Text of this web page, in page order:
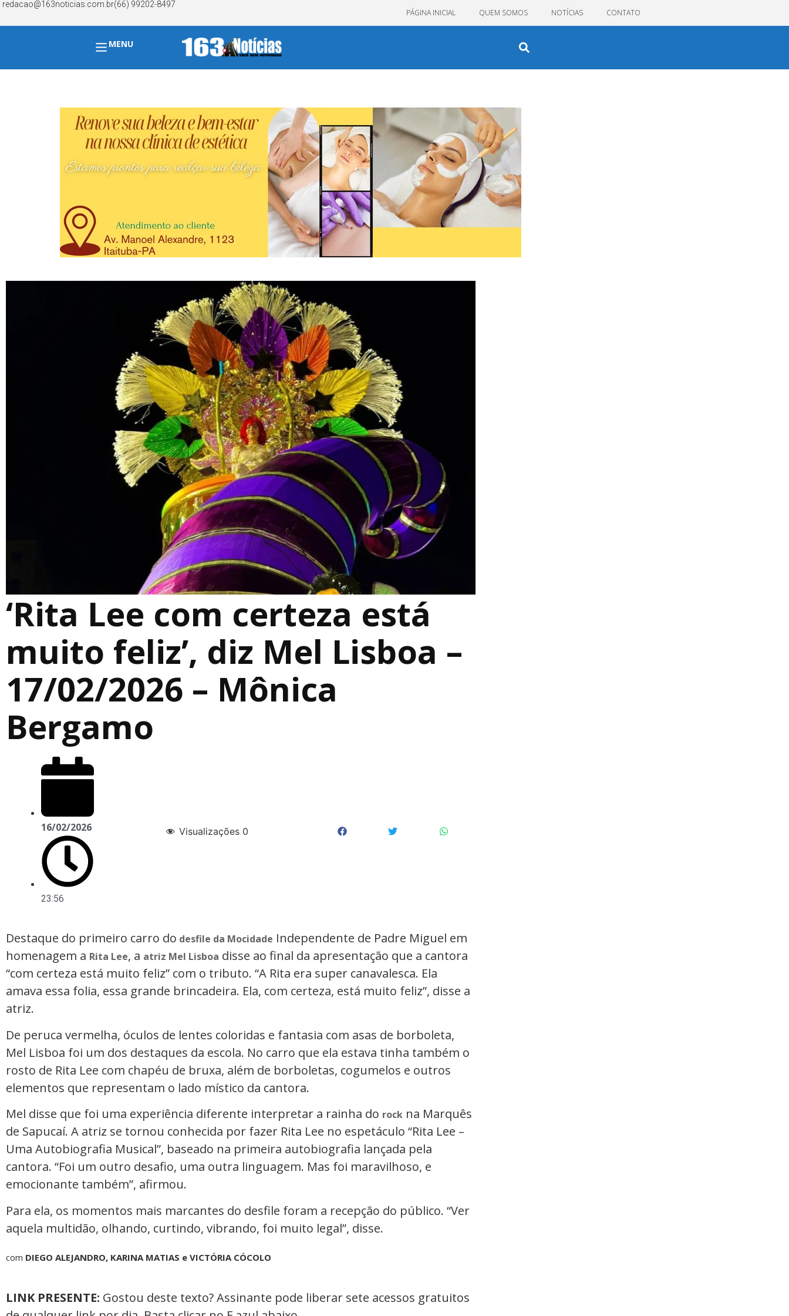
redacao@163noticias.com.br(66) 99202-8497
PÁGINA INICIAL QUEM SOMOS NOTÍCIAS CONTATO
MENU
‘Rita Lee com certeza está
muito feliz’, diz Mel Lisboa –
17/02/2026 – Mônica
Bergamo
16/02/2026
23:56
Visualizações 0
Destaque do primeiro carro do desfile da Mocidade Independente de Padre Miguel em
homenagem a Rita Lee, a atriz Mel Lisboa disse ao final da apresentação que a cantora
“com certeza está muito feliz” com o tributo. “A Rita era super canavalesca. Ela
amava essa folia, essa grande brincadeira. Ela, com certeza, está muito feliz”, disse a
atriz.
De peruca vermelha, óculos de lentes coloridas e fantasia com asas de borboleta,
Mel Lisboa foi um dos destaques da escola. No carro que ela estava tinha também o
rosto de Rita Lee com chapéu de bruxa, além de borboletas, cogumelos e outros
elementos que representam o lado místico da cantora.
Mel disse que foi uma experiência diferente interpretar a rainha do rock na Marquês
de Sapucaí. A atriz se tornou conhecida por fazer Rita Lee no espetáculo “Rita Lee –
Uma Autobiografia Musical”, baseado na primeira autobiografia lançada pela
cantora. “Foi um outro desafio, uma outra linguagem. Mas foi maravilhoso, e
emocionante também”, afirmou.
Para ela, os momentos mais marcantes do desfile foram a recepção do público. “Ver
aquela multidão, olhando, curtindo, vibrando, foi muito legal”, disse.
com DIEGO ALEJANDRO, KARINA MATIAS e VICTÓRIA CÓCOLO
LINK PRESENTE: Gostou deste texto? Assinante pode liberar sete acessos gratuitos